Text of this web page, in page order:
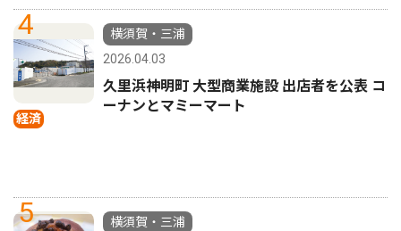
4
経済
横須賀・三浦
2026.04.03
久里浜神明町 大型商業施設 出店者を公表 コ
ーナンとマミーマート
5
横須賀・三浦